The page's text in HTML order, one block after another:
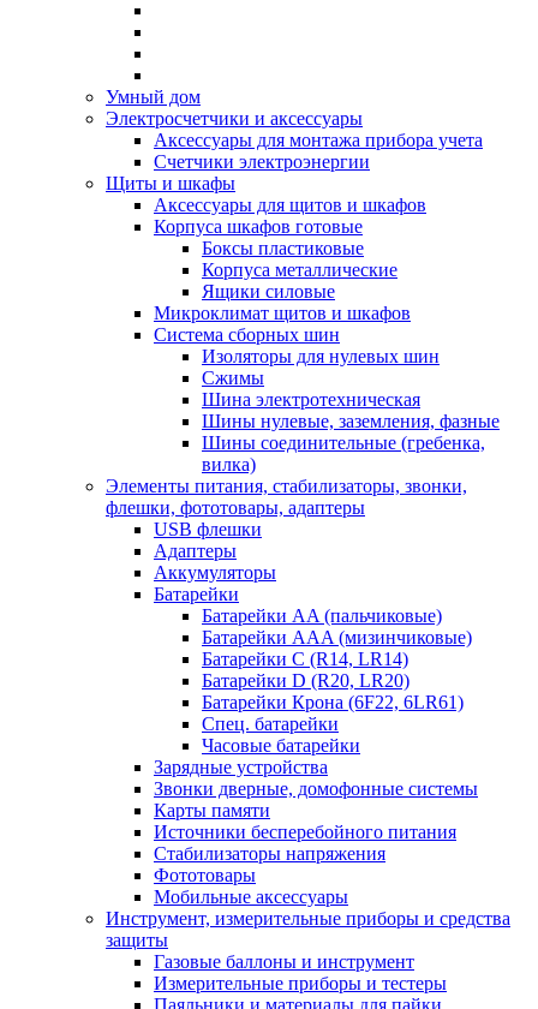
Умный дом
Электросчетчики и аксессуары
Аксессуары для монтажа прибора учета
Счетчики электроэнергии
Щиты и шкафы
Аксессуары для щитов и шкафов
Корпуса шкафов готовые
Боксы пластиковые
Корпуса металлические
Ящики силовые
Микроклимат щитов и шкафов
Система сборных шин
Изоляторы для нулевых шин
Сжимы
Шина электротехническая
Шины нулевые, заземления, фазные
Шины соединительные (гребенка,
вилка)
Элементы питания, стабилизаторы, звонки,
флешки, фототовары, адаптеры
USB флешки
Адаптеры
Аккумуляторы
Батарейки
Батарейки AA (пальчиковые)
Батарейки AAA (мизинчиковые)
Батарейки C (R14, LR14)
Батарейки D (R20, LR20)
Батарейки Крона (6F22, 6LR61)
Спец. батарейки
Часовые батарейки
Зарядные устройства
Звонки дверные, домофонные системы
Карты памяти
Источники бесперебойного питания
Стабилизаторы напряжения
Фототовары
Мобильные аксессуары
Инструмент, измерительные приборы и средства
защиты
Газовые баллоны и инструмент
Измерительные приборы и тестеры
Паяльники и материалы для пайки